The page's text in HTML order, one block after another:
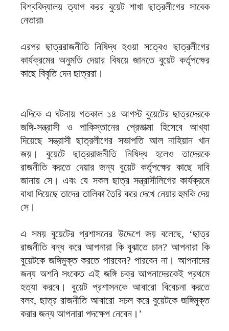
বিশ্ববিদ্যালয় ত্যাগ করর বুয়েট শাখা ছাত্রলীগের সাবেক
নেতারা৷
এরপর ছাত্ররাজনীতি নিষিদ্ধ হওয়া সত্বেও ছাত্রলীগের
কার্যক্রমের অনুমতি দেয়ার বিষয়ে জানতে বুয়েট কর্তৃপক্ষের
কাছে বিবৃতি দেন ছাত্ররা।
এদিকে এ ঘটনায় গতকাল ১৪ আগস্ট বুয়েটের ছাত্রদেরকে
জঙ্গি-সন্ত্রাসী ও পাকিস্তানের প্রেতাত্মা হিসেবে আখ্যা
দিয়েছে সন্ত্রাসী ছাত্রলীগের সভাপতি আল নাহিয়ান খান
জয়। বুয়েটে ছাত্ররাজনীতি নিষিদ্ধ হলেও তাদেরকে
রাজনীতি করতে দেয়ার জন্য বুয়েট কর্তৃপক্ষের কাছে দাবি
জানায় সে। এবং যে সকল ছাত্র সন্ত্রাসীলিগের কার্যক্রমে
বাধা দিয়েছে তাদের তালিকা তৈরি করে দেখে নেয়ার হুমকি দেয়
সে।
এ সময় বুয়েটের প্রশাসনের উদ্দেশে জয় বলেছে, ‘ছাত্র
রাজনীতি বন্ধ করে আপনারা কি বুঝাতে চান? আপনারা কি
বুয়েটকে জঙ্গিমুক্ত করতে পারবেন? পারবেন না। আপনাদের
জন্য অশনি সংকেত এই জঙ্গি চক্র আপনাদেরকেই প্রথমে
হত্যা করবে। বুয়েট প্রশাসনকে আবারো বিবেচনা করতে
বলব, ছাত্র রাজনীতি আবারো সচল করে বুয়েটকে জঙ্গিমুক্ত
করার জন্য আপনারা পদক্ষেপ নেবেন।’